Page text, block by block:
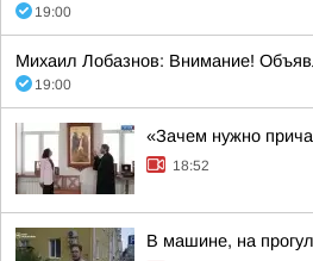
19:00
Михаил Лобазнов: Внимание!
19:00
«Зачем нужно
18:52
В машине, на